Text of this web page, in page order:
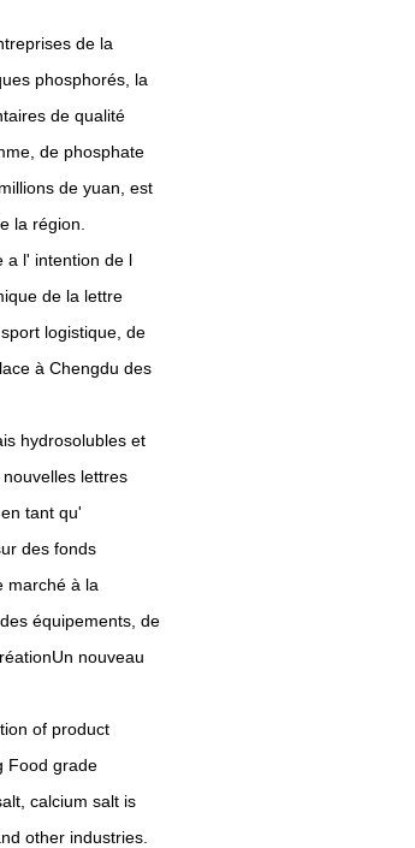
de la
phosphorés, la
de qualité
de phosphate
de yuan, est
la région.
a l' intention de l
de la lettre
logistique, de
à Chengdu des
hydrosolubles et
lettres
tant qu'
des fonds
marché à la
équipements, de
nouveau
of product
Food grade
calcium salt is
other industries.